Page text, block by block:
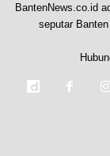
BantenNews.co.id
seputar